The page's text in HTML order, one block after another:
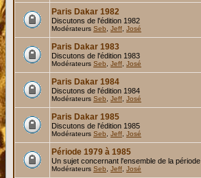
Paris Dakar 1982
Discutons de l'édition 1982
Modérateurs Seb Jeff José
Paris Dakar 1983
Discutons de l'édition 1983
Modérateurs Seb Jeff José
Paris Dakar 1984
Discutons de l'édition 1984
Modérateurs Seb Jeff José
Paris Dakar 1985
Discutons de l'édition 1985
Modérateurs Seb Jeff José
Période 1979 à 1985
Un sujet concernant l'ensemble de la période
Modérateurs Seb Jeff José